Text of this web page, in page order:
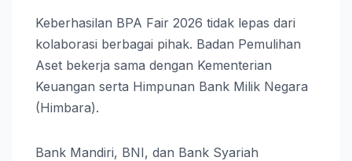
Keberhasilan BPA Fair 2026 tidak lepas dari
kolaborasi berbagai pihak. Badan Pemulihan
Aset bekerja sama dengan Kementerian
Keuangan serta Himpunan Bank Milik Negara
(Himbara).
Bank Mandiri, BNI, dan Bank Syariah